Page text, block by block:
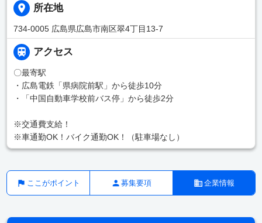
所在地
734-0005 広島県広島市南区翠4丁目13-7
アクセス
〇最寄駅
・広島電鉄「県病院前駅」から徒歩10分
・「中国自動車学校前バス停」から徒歩2分
※交通費支給！
※車通勤OK！バイク通勤OK！（駐車場なし）
ここがポイント 募集要項 企業情報